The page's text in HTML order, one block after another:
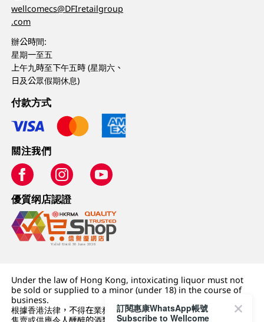
wellcomecs@DFIretailgroup
.com
辦公時間:
星期一至五
上午九時至下午五時 (星期六、
日及公眾假期休息)
付款方式
關注我們
優質纲店認證
Under the law of Hong Kong, intoxicating liquor must not
be sold or supplied to a minor (under 18) in the course of
business.
根據香港法律，不得在業務過程中，向未成年人 (18 歲以下人士)
訂閱惠康WhatsApp帳號
Subscribe to Wellcome